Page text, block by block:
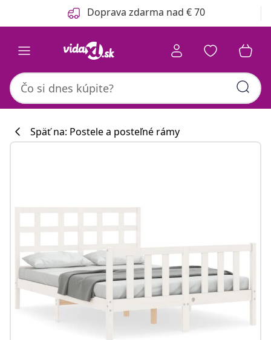
Predchádzajúce Doprava zdarma nad € 70
Späť na: Postele a posteľné rámy